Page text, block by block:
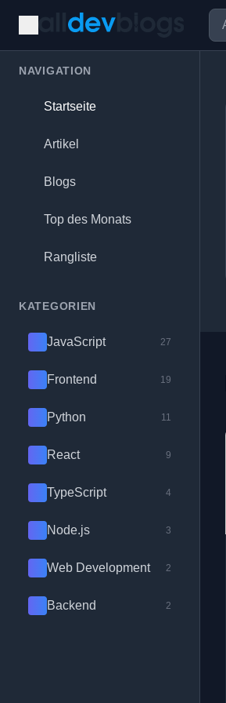
NAVIGATION
Startseite
Artikel
Blogs
Top des Monats
Rangliste
KATEGORIEN
JavaScript 27
Frontend 19
Python 11
React 9
TypeScript 4
Node.js 3
Web Development 2
Backend 2